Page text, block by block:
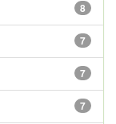
8
7
7
7